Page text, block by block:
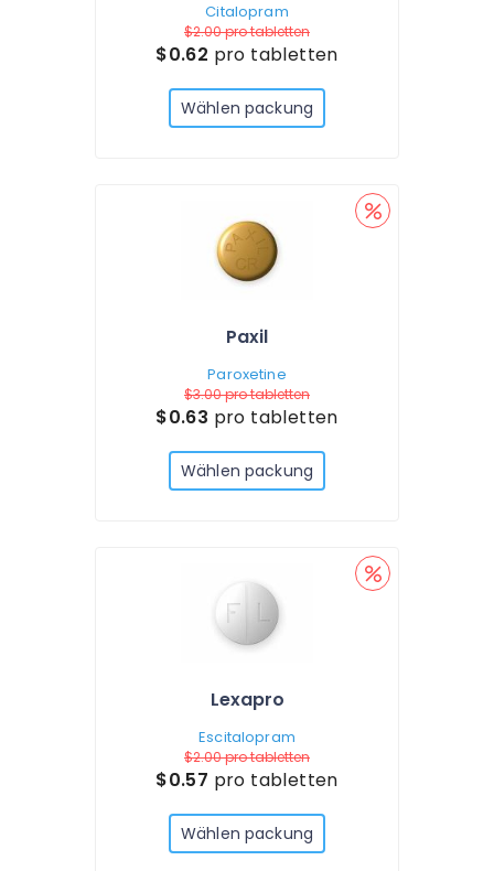
Citalopram
$2.00pro tabletten
$0.62 pro tabletten
Wählen packung
Paxil
Paroxetine
$3.00pro tabletten
$0.63 pro tabletten
Wählen packung
Lexapro
Escitalopram
$2.00pro tabletten
$0.57 pro tabletten
Wählen packung